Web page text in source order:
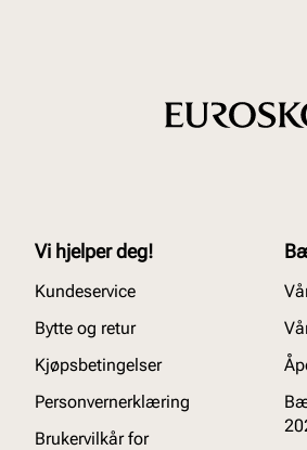
Vi hjelper deg!
Kundeservice
Bytte og retur
Kjøpsbetingelser
Personvernerklæring
Brukervilkår for